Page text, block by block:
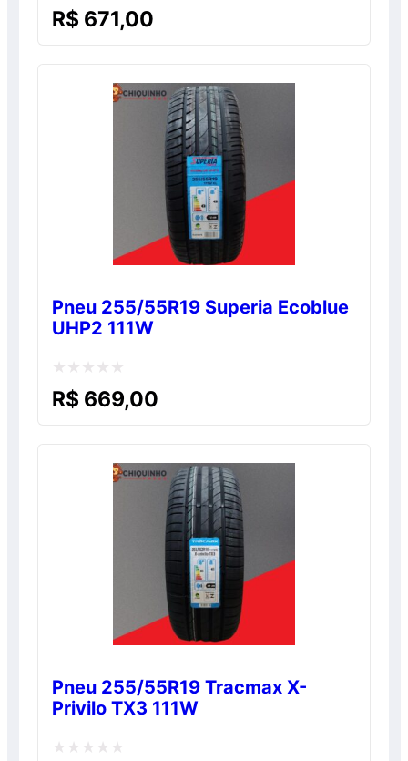
Avaliação
R$ 671,00
Pneu 255/55R19 Superia Ecoblue
UHP2 111W
Avaliação
R$ 669,00
Pneu 255/55R19 Tracmax X-
Privilo TX3 111W